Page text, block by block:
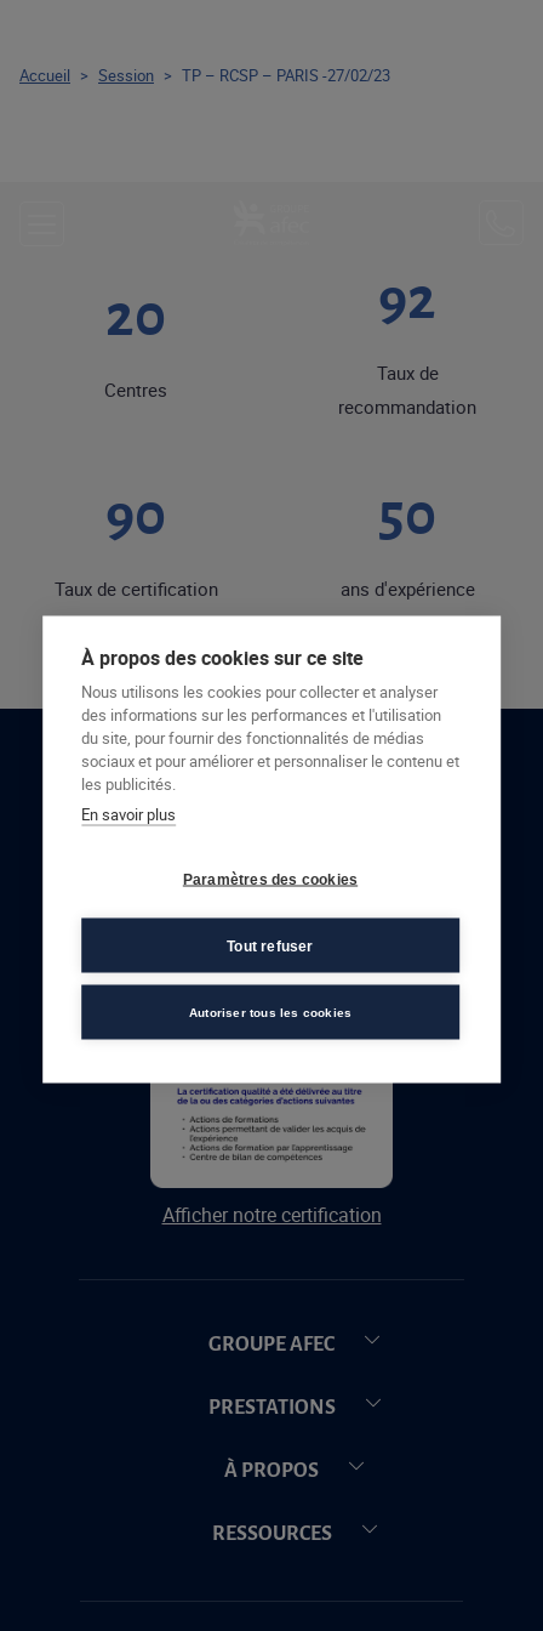
20
Centres
92
Taux de
recommandation
90
Taux de certification
50
ans d'expérience
RESTONS EN CONTACT
Afficher notre certification
GROUPE AFEC
PRESTATIONS
À PROPOS
RESSOURCES
Accueil > Session > TP – RCSP – PARIS -27/02/23
À propos des cookies sur ce site
Nous utilisons les cookies pour collecter et analyser
des informations sur les performances et l'utilisation
du site, pour fournir des fonctionnalités de médias
sociaux et pour améliorer et personnaliser le contenu et
les publicités.
En savoir plus
Paramètres des cookies
Tout refuser
Autoriser tous les cookies